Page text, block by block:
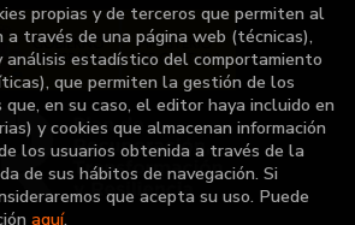
propias y de terceros que permiten al
a través de una página web (técnicas),
análisis estadístico del comportamiento
que permiten la gestión de los
en su caso, el editor haya incluido en
y cookies que almacenan información
los usuarios obtenida a través de la
de sus hábitos de navegación. Si
que acepta su uso. Puede
aquí.